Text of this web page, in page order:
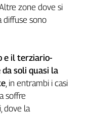
zone dove si
diffuse sono
e il terziario-
soli quasi la
, in entrambi i casi
soffre
dove la